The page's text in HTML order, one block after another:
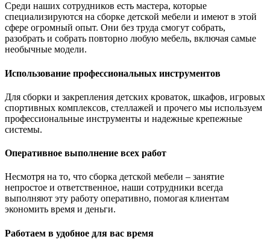
Среди наших сотрудников есть мастера, которые
специализируются на сборке детской мебели и имеют в этой
сфере огромный опыт. Они без труда смогут собрать,
разобрать и собрать повторно любую мебель, включая самые
необычные модели.
Использование профессиональных инструментов
Для сборки и закрепления детских кроваток, шкафов, игровых
спортивных комплексов, стеллажей и прочего мы используем
профессиональные инструменты и надежные крепежные
системы.
Оперативное выполнение всех работ
Несмотря на то, что сборка детской мебели – занятие
непростое и ответственное, наши сотрудники всегда
выполняют эту работу оперативно, помогая клиентам
экономить время и деньги.
Работаем в удобное для вас время